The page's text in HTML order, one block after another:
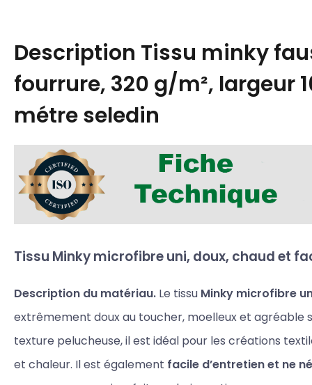
Description Tissu minky
fourrure, 320 g/m², largeur
métre seledin
Tissu Minky microfibre uni, doux, chaud et
Description du matériau. Le tissu Minky microfibre
extrêmement doux au toucher, moelleux et agréable
texture pelucheuse, il est idéal pour les créations
et chaleur. Il est également facile d’entretien et ne